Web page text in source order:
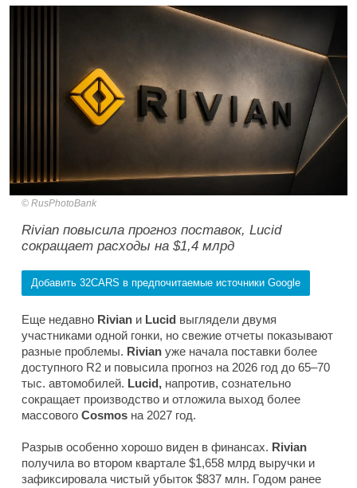
RusPhotoBank
Rivian повысила прогноз поставок, Lucid
сокращает расходы на $1,4 млрд
Добавить 32CARS в предпочитаемые источники Google
Еще недавно Rivian и Lucid выглядели двумя
участниками одной гонки, но свежие отчеты показывают
разные проблемы. Rivian уже начала поставки более
доступного R2 и повысила прогноз на 2026 год до 65–70
тыс. автомобилей. Lucid, напротив, сознательно
сокращает производство и отложила выход более
массового Cosmos на 2027 год.
Разрыв особенно хорошо виден в финансах. Rivian
получила во втором квартале $1,658 млрд выручки и
зафиксировала чистый убыток $837 млн. Годом ранее